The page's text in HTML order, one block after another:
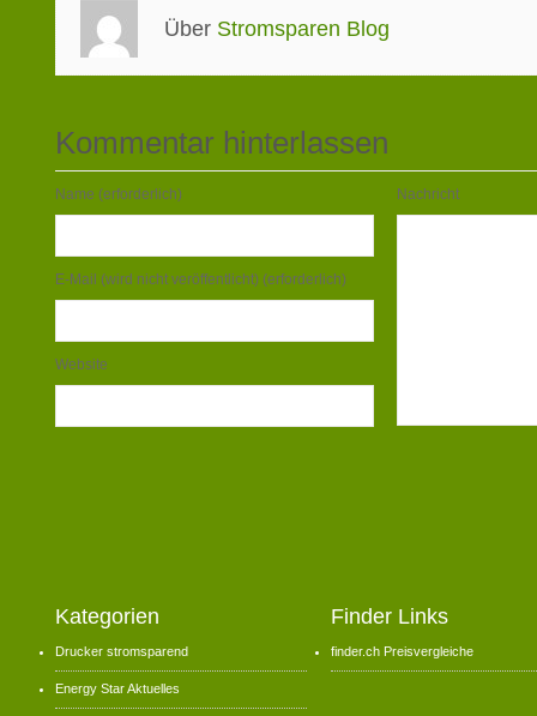
Über Stromsparen Blog
Kommentar hinterlassen
Name (erforderlich)
E-Mail (wird nicht veröffentlicht) (erforderlich)
Website
Nachricht
Kategorien
Drucker stromsparend
Energy Star Aktuelles
Finder Links
finder.ch Preisvergleiche